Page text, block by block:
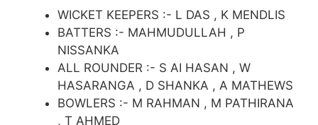
WICKET KEEPERS :- L DAS , K MENDLIS
BATTERS :- MAHMUDULLAH , P
NISSANKA
ALL ROUNDER :- S AI HASAN , W
HASARANGA , D SHANKA , A MATHEWS
BOWLERS :- M RAHMAN , M PATHIRANA
, T AHMED